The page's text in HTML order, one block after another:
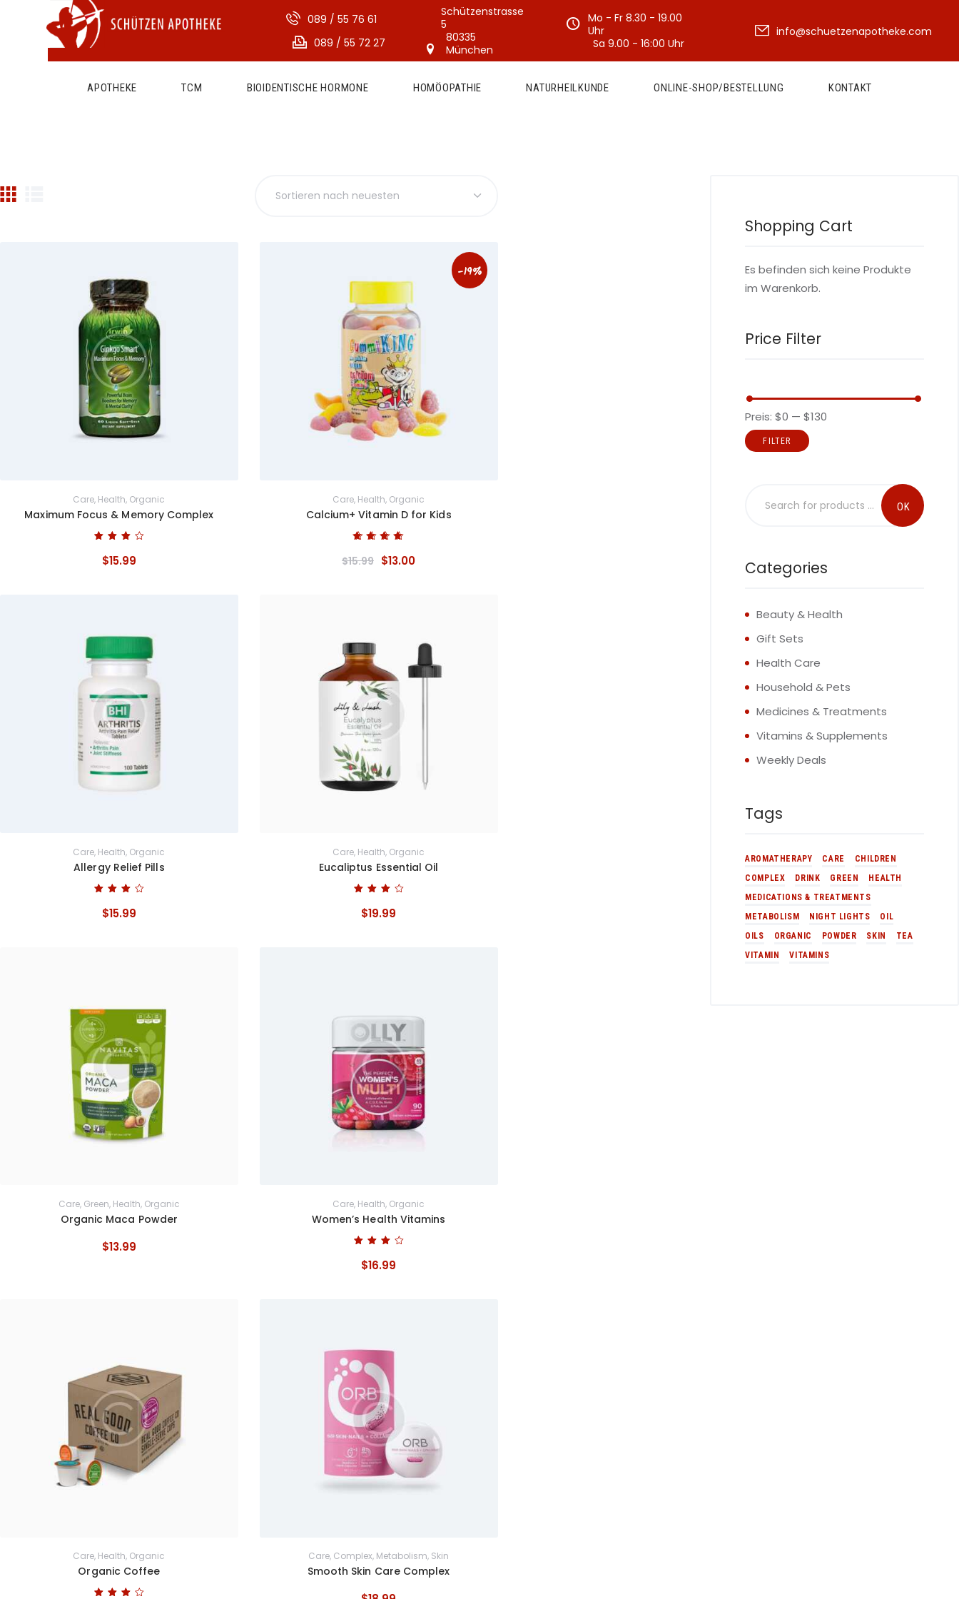
089 / 55 76 61
089 / 55 72 27
Schützenstrasse
5
80335
München
Mo - Fr 8.30 - 19.00
Uhr
Sa 9.00 - 16:00 Uhr
info@schuetzenapotheke.com
APOTHEKE TCM BIOIDENTISCHE HORMONE HOMÖOPATHIE NATURHEILKUNDE ONLINE-SHOP/BESTELLUNG KONTAKT
Care, Health, Organic
Maximum Focus & Memory Complex
mit
$15.99
-19%
Care, Health, Organic
Calcium+ Vitamin D for Kids
5.00
$15.99 $13.00
Care, Health, Organic
Allergy Relief Pills
mit
$15.99
Care, Health, Organic
Eucaliptus Essential Oil
mit
$19.99
Care, Green, Health, Organic
Organic Maca Powder
$13.99
Care, Health, Organic
Women’s Health Vitamins
mit
$16.99
Care, Health, Organic
Organic Coffee
Care, Complex, Metabolism, Skin
Smooth Skin Care Complex
Shopping Cart
Es befinden sich keine Produkte
im Warenkorb.
Price Filter
FILTER
Preis:$0 —$130
Categories
Beauty & Health
Gift Sets
Health Care
Household & Pets
Medicines & Treatments
Vitamins & Supplements
Weekly Deals
Tags
AROMATHERAPY CARE
CHILDREN
COMPLEX
DRINK GREEN
HEALTH
MEDICATIONS & TREATMENTS
METABOLISM
NIGHT LIGHTS
OIL
OILS
ORGANIC POWDER SKIN
TEA
VITAMIN
VITAMINS